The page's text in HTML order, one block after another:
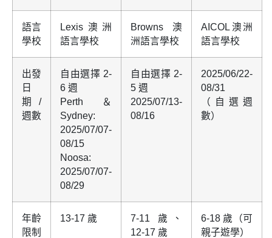
語言
學校
Lexis澳洲
語言學校
Browns澳
洲語言學校
AICOL澳洲
語言學校
出發
日
期/
週數
自由選擇 2-
6 週
Perth＆
Sydney:
2025/07/07-
08/15
Noosa:
2025/07/07-
08/29
自由選擇 2-
5 週
2025/07/13-
08/16
2025/06/22-
08/31
（自選週
數）
年齡
限制
13-17 歲
7-11 歲、
12-17 歲
6-18 歲（可
親子遊學）